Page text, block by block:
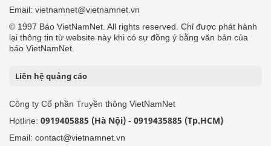
Email: vietnamnet@vietnamnet.vn
© 1997 Báo VietNamNet. All rights reserved. Chỉ được phát hành
lại thông tin từ website này khi có sự đồng ý bằng văn bản của
báo VietNamNet.
Liên hệ quảng cáo
Công ty Cổ phần Truyền thông VietNamNet
Hotline: 0919405885 (Hà Nội) - 0919435885 (Tp.HCM)
Email: contact@vietnamnet.vn